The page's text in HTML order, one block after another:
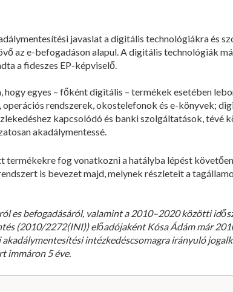
javaslat a digitális technológiákra és
az e-befogadáson alapul. A digitális technológiák
a fideszes EP-képviselő.
egyes – főként digitális – termékek esetében
operációs rendszerek, okostelefonok és e-könyvek;
kapcsolódó és banki szolgáltatások, tévé
akadálymentessé.
termékekre fog vonatkozni a hatályba lépést
is bevezet majd, melynek részleteit a
es befogadásáról, valamint a 2010–2020 közötti
(2010/2272(INI)) előadójaként Kósa Ádám már
intézkedéscsomagra irányuló
immáron 5 éve.